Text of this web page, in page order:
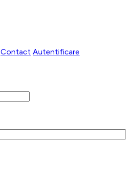
Contact Autentificare